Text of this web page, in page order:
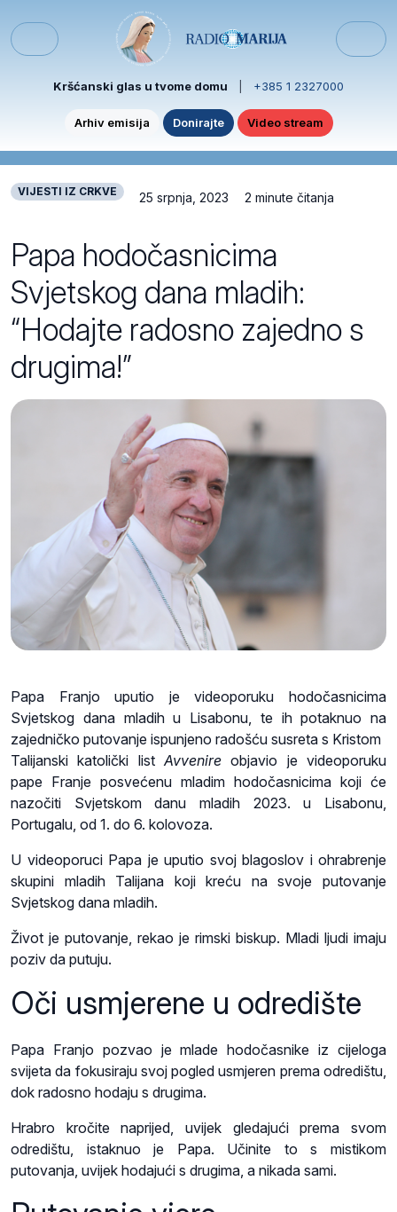
Menu
Kršćanski glas u tvome domu +385 1 2327000
Arhiv emisija Donirajte Video stream
VIJESTI IZ CRKVE 25 srpnja, 2023 2 minute čitanja
Papa hodočasnicima
Svjetskog dana mladih:
“Hodajte radosno zajedno s
drugima!”
Papa Franjo uputio je videoporuku hodočasnicima
Svjetskog dana mladih u Lisabonu, te ih potaknuo na
zajedničko putovanje ispunjeno radošću susreta s Kristom
Talijanski katolički list Avvenire objavio je videoporuku
pape Franje posvećenu mladim hodočasnicima koji će
nazočiti Svjetskom danu mladih 2023. u Lisabonu,
Portugalu, od 1. do 6. kolovoza.
U videoporuci Papa je uputio svoj blagoslov i ohrabrenje
skupini mladih Talijana koji kreću na svoje putovanje
Svjetskog dana mladih.
Život je putovanje, rekao je rimski biskup. Mladi ljudi imaju
poziv da putuju.
Oči usmjerene u odredište
Papa Franjo pozvao je mlade hodočasnike iz cijeloga
svijeta da fokusiraju svoj pogled usmjeren prema odredištu,
dok radosno hodaju s drugima.
Hrabro kročite naprijed, uvijek gledajući prema svom
odredištu, istaknuo je Papa. Učinite to s mistikom
putovanja, uvijek hodajući s drugima, a nikada sami.